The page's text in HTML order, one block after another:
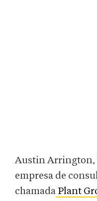
Austin Arrington,
empresa de
chamada Plant